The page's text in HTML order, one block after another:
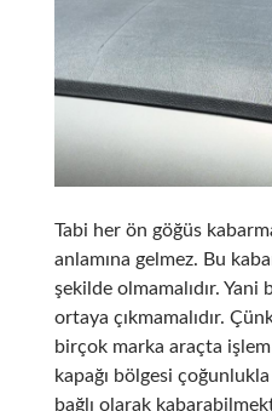
Tabi her ön göğüs
anlamına gelmez. Bu
şekilde olmamalıdır.
ortaya çıkmamalıdır.
birçok marka araçta işlem
kapağı bölgesi
bağlı olarak